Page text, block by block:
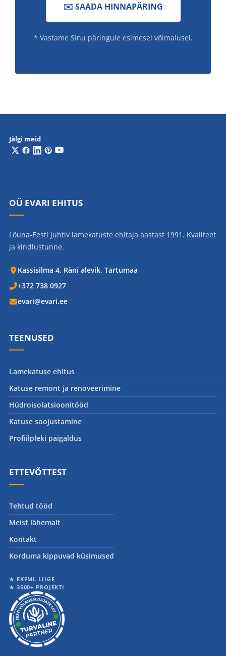
✉️ SAADA HINNAPÄRING
* Vastame Sinu päringule esimesel võimalusel.
Jälgi meid
OÜ EVARI EHITUS
Lõuna-Eesti juhtiv lamekatuste ehitaja aastast 1991. Kvaliteet
ja kindlustunne.
Kassisilma 4, Räni alevik, Tartumaa
+372 738 0927
evari@evari.ee
TEENUSED
Lamekatuse ehitus
Katuse remont ja renoveerimine
Hüdroisolatsioonitööd
Katuse soojustamine
Profiilpleki paigaldus
ETTEVÕTTEST
Tehtud tööd
Meist lähemalt
Kontakt
Korduma kippuvad küsimused
★ EKFML LIIGE
★ 3500+ PROJEKTI